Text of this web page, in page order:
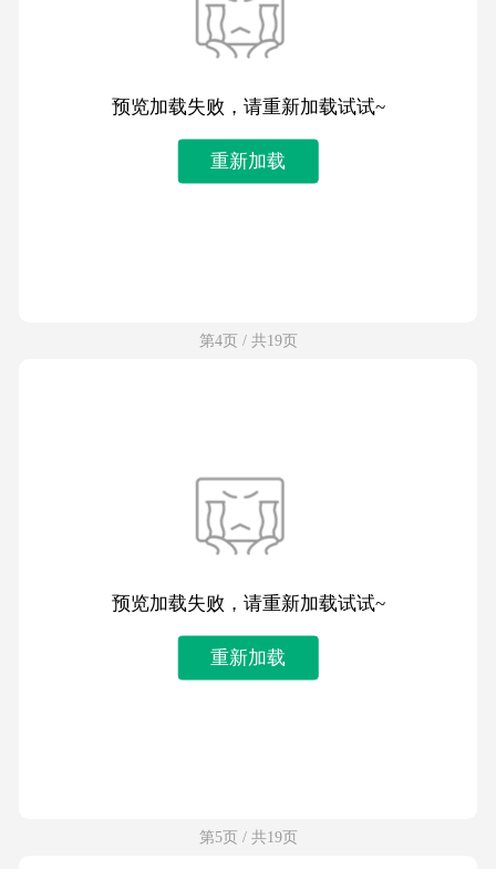
预览加载失败，请重新加载试试~
重新加载
第4页 / 共19页
预览加载失败，请重新加载试试~
重新加载
第5页 / 共19页